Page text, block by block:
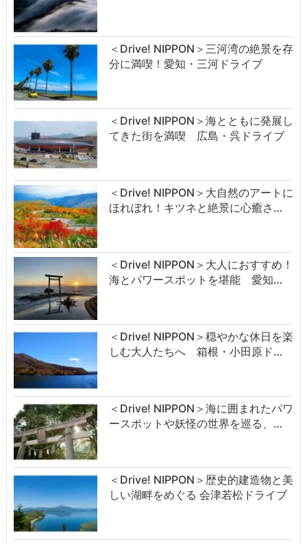
＜Drive! NIPPON＞三河湾の絶景を存
分に満喫！愛知・三河ドライブ
＜Drive! NIPPON＞海とともに発展し
てきた街を満喫 広島・呉ドライブ
＜Drive! NIPPON＞大自然のアートに
ほれぼれ！キツネと絶景に心癒さ…
＜Drive! NIPPON＞大人におすすめ！
海とパワースポットを堪能 愛知…
＜Drive! NIPPON＞穏やかな休日を楽
しむ大人たちへ 箱根・小田原ド…
＜Drive! NIPPON＞海に囲まれたパワ
ースポットや妖怪の世界を巡る、…
＜Drive! NIPPON＞歴史的建造物と美
しい湖畔をめぐる 会津若松ドライブ